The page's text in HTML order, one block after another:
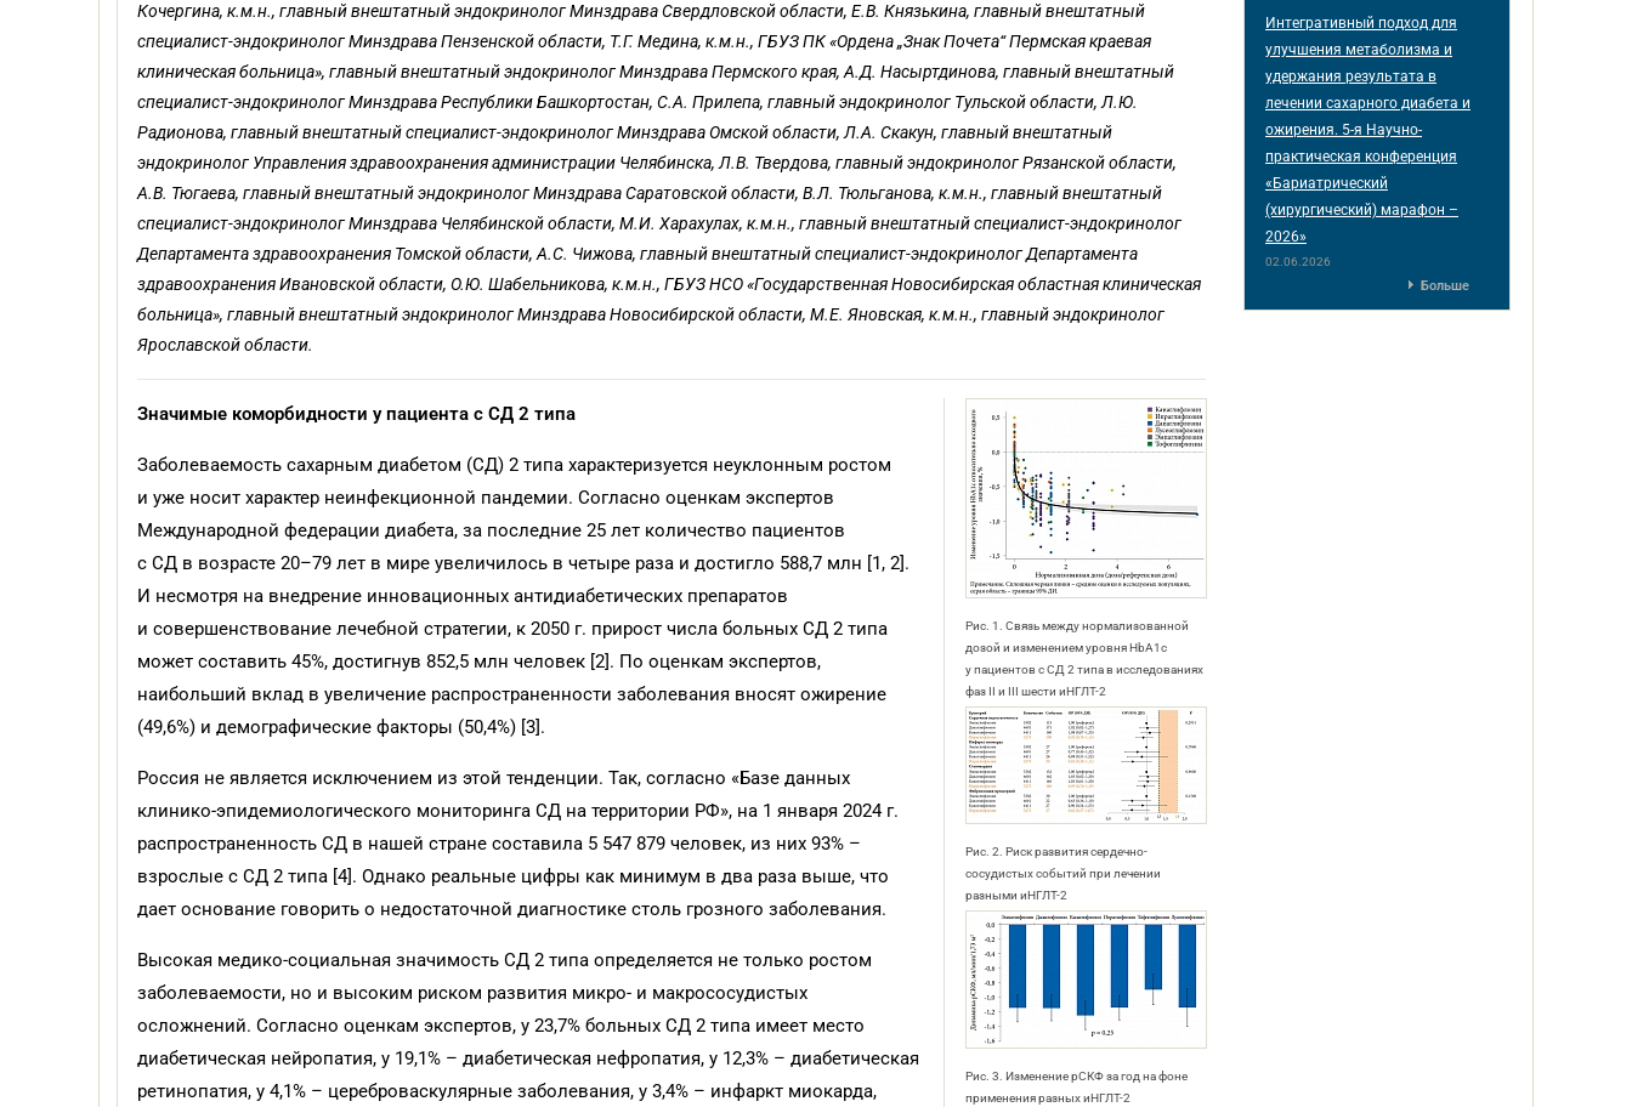
Кочергина, к.м.н., главный внештатный эндокринолог Минздрава Свердловской области, Е.В. Князькина, главный внештатный
специалист-эндокринолог Минздрава Пензенской области, Т.Г. Медина, к.м.н., ГБУЗ ПК «Ордена „Знак Почета“ Пермская краевая
клиническая больница», главный внештатный эндокринолог Минздрава Пермского края, А.Д. Насыртдинова, главный внештатный
специалист-эндокринолог Минздрава Республики Башкортостан, С.А. Прилепа, главный эндокринолог Тульской области, Л.Ю.
Радионова, главный внештатный специалист-эндокринолог Минздрава Омской области, Л.А. Скакун, главный внештатный
эндокринолог Управления здравоохранения администрации Челябинска, Л.В. Твердова, главный эндокринолог Рязанской области,
А.В. Тюгаева, главный внештатный эндокринолог Минздрава Саратовской области, В.Л. Тюльганова, к.м.н., главный внештатный
специалист-эндокринолог Минздрава Челябинской области, М.И. Харахулах, к.м.н., главный внештатный специалист-эндокринолог
Департамента здравоохранения Томской области, А.С. Чижова, главный внештатный специалист-эндокринолог Департамента
здравоохранения Ивановской области, О.Ю. Шабельникова, к.м.н., ГБУЗ НСО «Государственная Новосибирская областная клиническая
больница», главный внештатный эндокринолог Минздрава Новосибирской области, М.Е. Яновская, к.м.н., главный эндокринолог
Ярославской области.
Рис. 1. Связь между нормализованной
дозой и изменением уровня HbA1c
у пациентов с СД 2 типа в исследованиях
фаз II и III шести иНГЛТ-2
Рис. 2. Риск развития сердечно-
сосудистых событий при лечении
разными иНГЛТ-2
Рис. 3. Изменение рСКФ за год на фоне
применения разных иНГЛТ-2
Значимые коморбидности упациента с СД 2 типа
Заболеваемость сахарным диабетом (СД) 2 типа характеризуется неуклонным ростом
и уже носит характер неинфекционной пандемии. Согласно оценкам экспертов
Международной федерации диабета, за последние 25 лет количество пациентов
с СД в возрасте 20–79 лет в мире увеличилось в четыре раза и достигло 588,7 млн [1, 2].
И несмотря на внедрение инновационных антидиабетических препаратов
и совершенствование лечебной стратегии, к 2050 г. прирост числа больных СД 2 типа
может составить 45%, достигнув 852,5 млн человек [2]. По оценкам экспертов,
наибольший вклад в увеличение распространенности заболевания вносят ожирение
(49,6%) и демографические факторы (50,4%) [3].
Россия не является исключением из этой тенденции. Так, согласно «Базе данных
клинико-эпидемиологического мониторинга СД на территории РФ», на 1 января 2024 г.
распространенность СД в нашей стране составила 5 547 879 человек, из них 93% –
взрослые с СД 2 типа [4]. Однако реальные цифры как минимум в два раза выше, что
дает основание говорить о недостаточной диагностике столь грозного заболевания.
Высокая медико-социальная значимость СД 2 типа определяется не только ростом
заболеваемости, но и высоким риском развития микро- и макрососудистых
осложнений. Согласно оценкам экспертов, у 23,7% больных СД 2 типа имеет место
диабетическая нейропатия, у 19,1% – диабетическая нефропатия, у 12,3% – диабетическая
ретинопатия, у 4,1% – цереброваскулярные заболевания, у 3,4% – инфаркт миокарда,
Интегративный подход для
улучшения метаболизма и
удержания результата в
лечении сахарного диабета и
ожирения. 5-я Научно-
практическая конференция
«Бариатрический
(хирургический) марафон –
2026»
02.06.2026
Больше